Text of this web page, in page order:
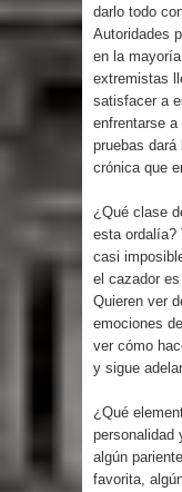
darlo todo
Autoridades
en la
extremistas
satisfacer a
enfrentarse
pruebas dará
crónica que
¿Qué clase
esta ordalía?
casi
el cazador
Quieren ver
emociones
ver cómo
y sigue
¿Qué
personalidad
algún
favorita,